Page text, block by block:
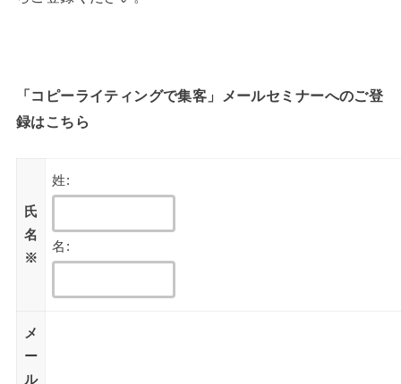
「コピーライティングで集客」メールセミナーへのご登
録はこちら
氏
名
※
姓:
名:
メ
ー
ル